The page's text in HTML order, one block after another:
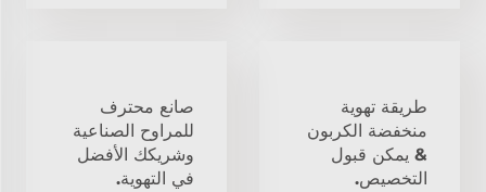
طريقة تهوية
منخفضة الكربون
& يمكن قبول
التخصيص.
صانع محترف
للمراوح الصناعية
وشريكك الأفضل
في التهوية.